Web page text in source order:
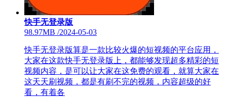
快手无登录版
98.97MB /2024-05-03
快手无登录版算是一款比较火爆的短视频的平台应用，
大家在这款快手无登录版上，都能够发现超多精彩的短
视频内容，是可以让大家在这免费的观看，就算大家在
这天天刷视频，都是有刷不完的视频，内容超级的好
看，有着各